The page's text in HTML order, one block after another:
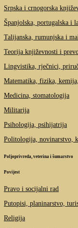
Srpska i crnogorska
Španjolska, portugalska i
Talijanska, rumunjska i
Teorija književnosti i
Lingvistika, rječnici,
Matematika, fizika,
Medicina, stomatologija
Militarija
Psihologija, psihijatrija
Politologija, novinarstvo,
Poljoprivreda, veterina i šumarstvo
Povijest
Pravo i socijalni rad
Putopisi, planinarstvo,
Religija